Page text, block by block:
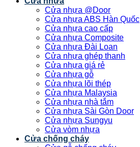
Cửa nhựa @Door
Cửa nhựa ABS Hàn Quốc
Cửa nhựa cao cấp
Cửa nhựa Composite
Cửa nhựa Đài Loan
Cửa nhựa ghép thanh
Cửa nhựa giá rẻ
Cửa nhựa gỗ
Cửa nhựa lõi thép
Cửa nhựa Malaysia
Cửa nhựa nhà tắm
Cửa nhựa Sài Gòn Door
Cửa nhựa Sungyu
Cửa vòm nhựa
Cửa chống cháy